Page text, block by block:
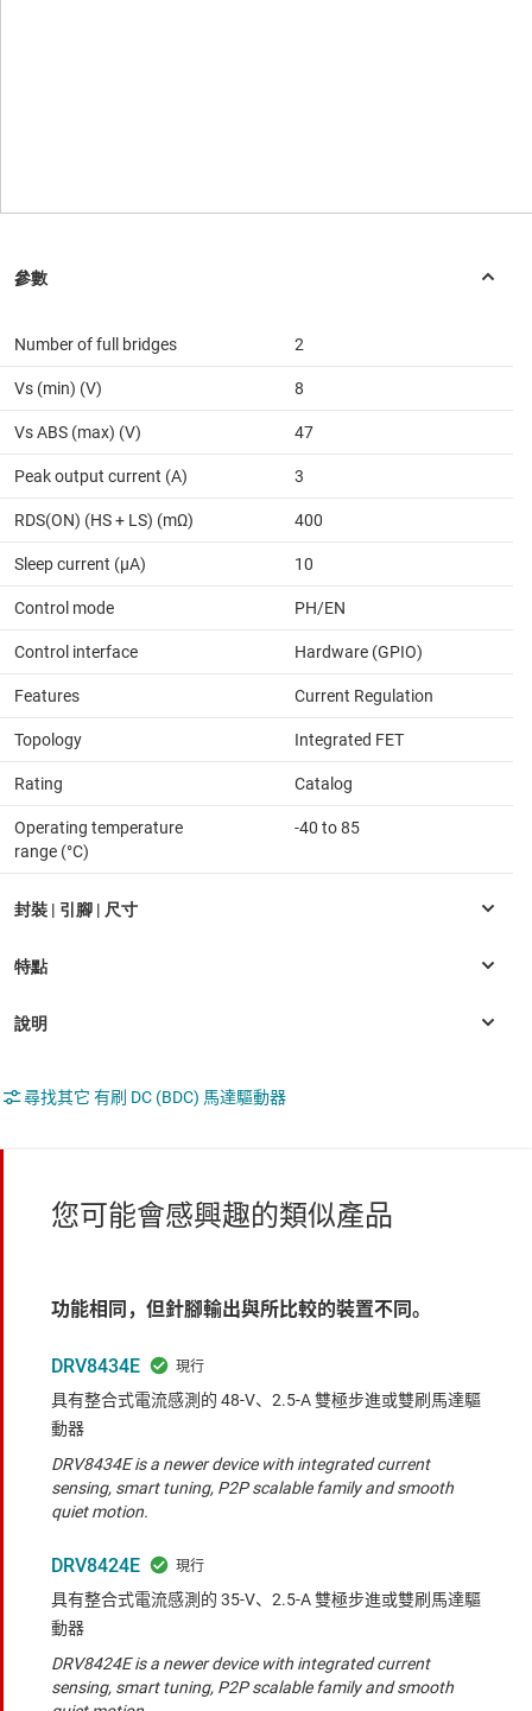
Number of full bridges 2
Vs (min) (V) 8
Vs ABS (max) (V) 47
Peak output current (A) 3
RDS(ON) (HS + LS) (mΩ) 400
Sleep current (µA) 10
Control mode PH/EN
Control interface Hardware (GPIO)
Features Current Regulation
Topology Integrated FET
Rating Catalog
Operating temperature
range (°C)
-40 to 85
尋找其它 有刷 DC (BDC) 馬達驅動器
您可能會感興趣的類似產品
功能相同，但針腳輸出與所比較的裝置不同。
DRV8434E
具有整合式電流感測的 48-V、2.5-A 雙極步進或雙刷馬達驅
動器
DRV8434E is a newer device with integrated current
sensing, smart tuning, P2P scalable family and smooth
quiet motion.
DRV8424E
具有整合式電流感測的 35-V、2.5-A 雙極步進或雙刷馬達驅
動器
DRV8424E is a newer device with integrated current
sensing, smart tuning, P2P scalable family and smooth